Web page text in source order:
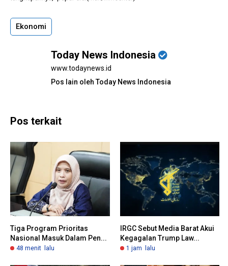
Ekonomi
Today News Indonesia
www.todaynews.id
Pos lain oleh Today News Indonesia
Pos terkait
Tiga Program Prioritas
Nasional Masuk Dalam Pen...
48 menit lalu
IRGC Sebut Media Barat Akui
Kegagalan Trump Law...
1 jam lalu